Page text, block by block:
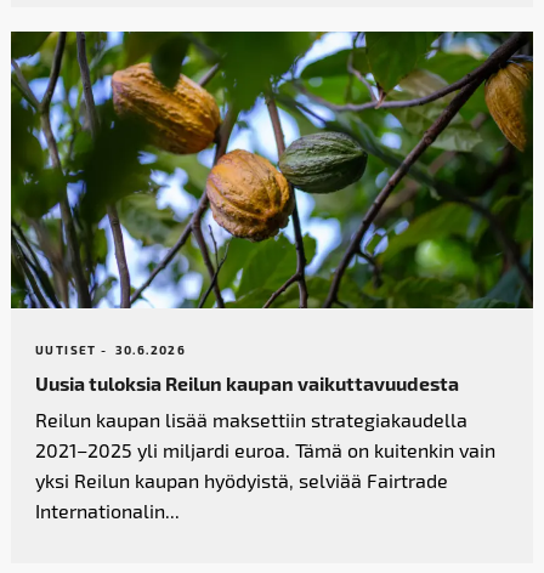
UUTISET - 30.6.2026
Uusia tuloksia Reilun kaupan vaikutta­vuudesta
Reilun kaupan lisää maksettiin strategiakaudella
2021–2025 yli miljardi euroa. Tämä on kuitenkin vain
yksi Reilun kaupan hyödyistä, selviää Fairtrade
Internationalin...